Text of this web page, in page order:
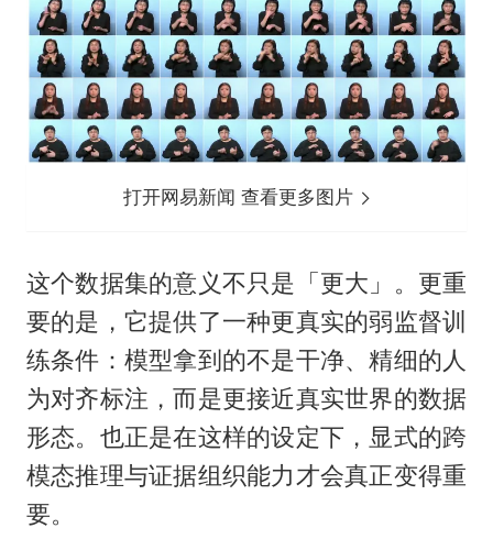
打开网易新闻 查看更多图片
这个数据集的意义不只是「更大」。更重
要的是，它提供了一种更真实的弱监督训
练条件：模型拿到的不是干净、精细的人
为对齐标注，而是更接近真实世界的数据
形态。也正是在这样的设定下，显式的跨
模态推理与证据组织能力才会真正变得重
要。